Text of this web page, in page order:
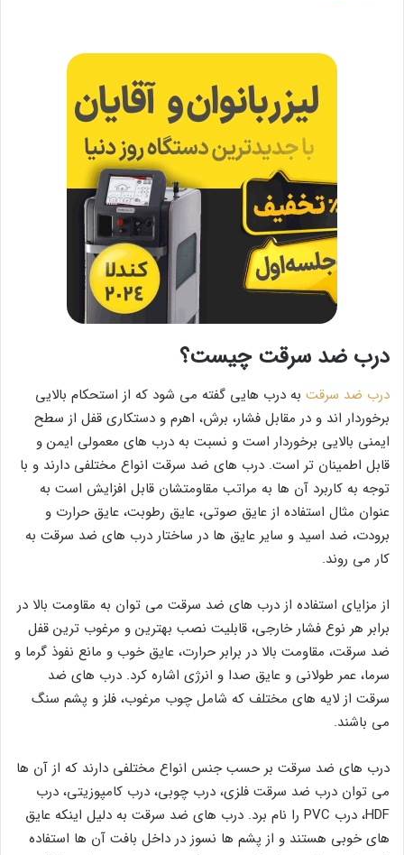
درب ضد سرقت چیست؟
درب ضد سرقت به درب هایی گفته می شود که از استحکام بالایی
برخوردار اند و در مقابل فشار، برش، اهرم و دستکاری قفل از سطح
ایمنی بالایی برخوردار است و نسبت به درب های معمولی ایمن و
قابل اطمینان تر است. درب های ضد سرقت انواع مختلفی دارند و با
توجه به کاربرد آن ها به مراتب مقاومتشان قابل افزایش است به
عنوان مثال استفاده از عایق صوتی، عایق رطوبت، عایق حرارت و
برودت، ضد اسید و سایر عایق ها در ساختار درب های ضد سرقت به
کار می روند.
از مزایای استفاده از درب های ضد سرقت می توان به مقاومت بالا در
برابر هر نوع فشار خارجی، قابلیت نصب بهترین و مرغوب ترین قفل
ضد سرقت، مقاومت بالا در برابر حرارت، عایق خوب و مانع نفوذ گرما و
سرما، عمر طولانی و عایق صدا و انرژی اشاره کرد. درب های ضد
سرقت از لایه های مختلف که شامل چوب مرغوب، فلز و پشم سنگ
می باشند.
درب های ضد سرقت بر حسب جنس انواع مختلفی دارند که از آن ها
می توان درب ضد سرقت فلزی، درب چوبی، درب کامپوزیتی، درب
HDF، درب PVC را نام برد. درب های ضد سرقت به دلیل اینکه عایق
های خوبی هستند و از پشم ها نسوز در داخل بافت آن ها استفاده